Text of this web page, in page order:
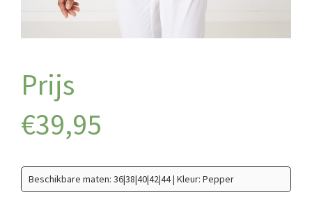
€39,95
Beschikbare maten: 36|38|40|42|44 | Kleur: Pepper